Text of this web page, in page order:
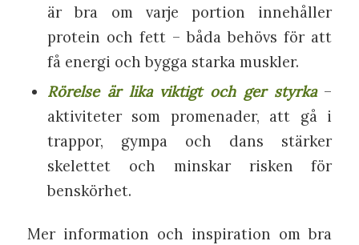
är bra om varje portion innehåller
protein och fett – båda behövs för att
få energi och bygga starka muskler.
Rörelse är lika viktigt och ger styrka–
aktiviteter som promenader, att gå i
trappor, gympa och dans stärker
skelettet och minskar risken för
benskörhet.
Mer information och inspiration om bra